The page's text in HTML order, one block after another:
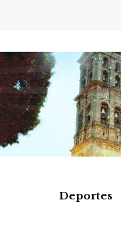
Deportes